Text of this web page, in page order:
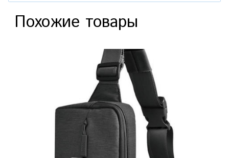
Похожие товары